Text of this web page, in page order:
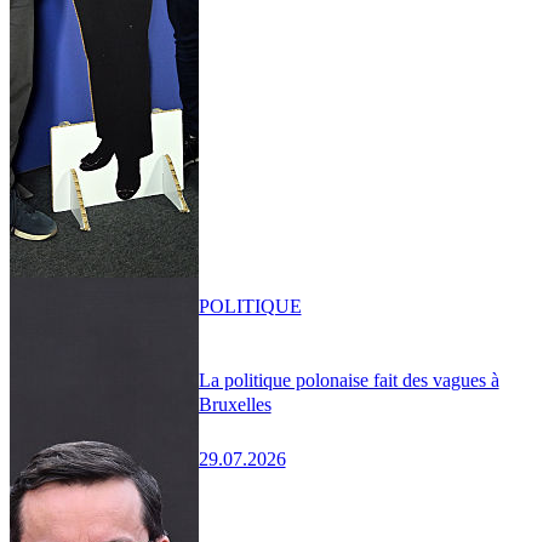
La politique polonaise fait des vagues à
Bruxelles
29.07.2026
POLITIQUE